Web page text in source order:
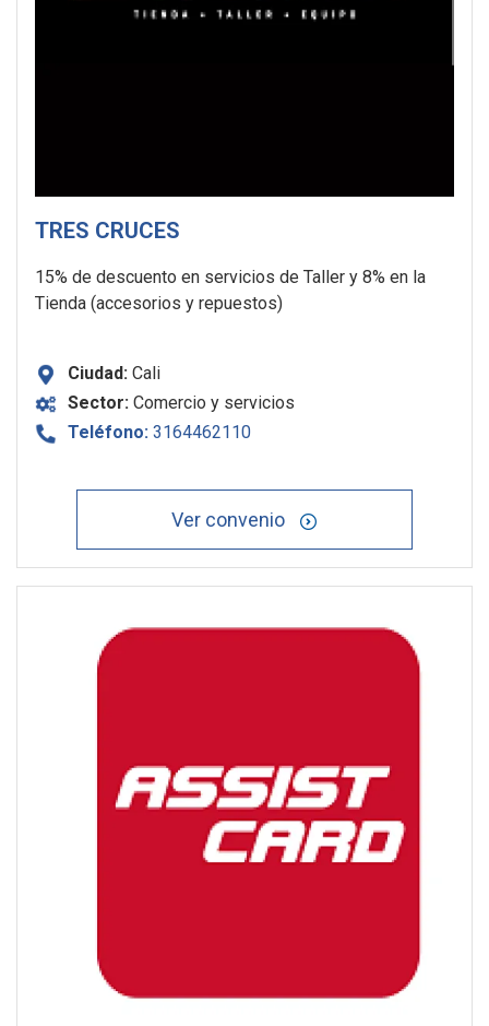
TRES CRUCES
15% de descuento en servicios de Taller y 8% en la
Tienda (accesorios y repuestos)
Ciudad: Cali
Sector: Comercio y servicios
Teléfono: 3164462110
Ver convenio